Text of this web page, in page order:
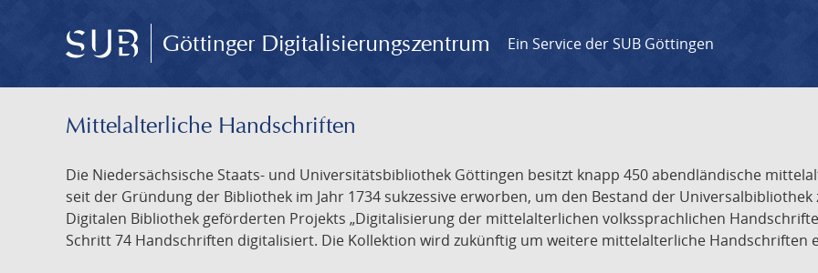
Göttinger Digitalisierungszentrum Ein Service der SUB Göttingen
Mittelalterliche Handschriften
Die Niedersächsische Staats- und Universitätsbibliothek Göttingen besitzt knapp 450 abendländische
seit der Gründung der Bibliothek im Jahr 1734 sukzessive erworben, um den Bestand der
Digitalen Bibliothek geförderten Projekts „Digitalisierung der mittelalterlichen volkssprachlichen
Schritt 74 Handschriften digitalisiert. Die Kollektion wird zukünftig um weitere mittelalterliche Handschriften